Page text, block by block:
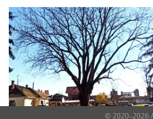
© 2020–2026